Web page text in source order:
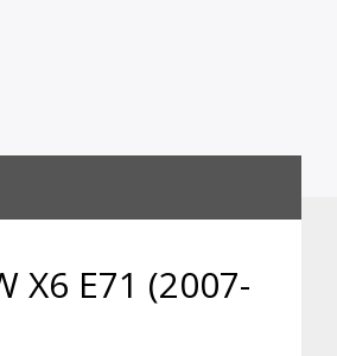
X6 E71 (2007-